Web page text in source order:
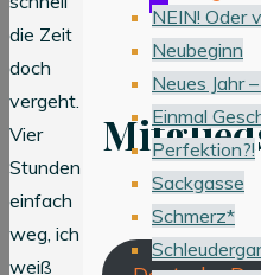
NEIN! Oder
Neubeginn
Neues Jahr
Einmal
Perfektion?!
Sackgasse
Schmerz*
die Zeit
doch
vergeht.
Vier
Stunden
einfach
weg, ich
weiß